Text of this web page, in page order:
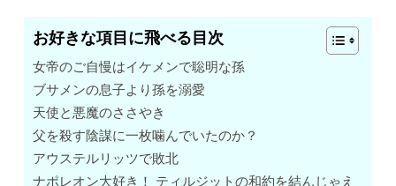
お好きな項目に飛べる目次
女帝のご自慢はイケメンで聡明な孫
ブサメンの息子より孫を溺愛
天使と悪魔のささやき
父を殺す陰謀に一枚噛んでいたのか？
アウステルリッツで敗北
ナポレオン大好き！ ティルジットの和約を結んじゃえ